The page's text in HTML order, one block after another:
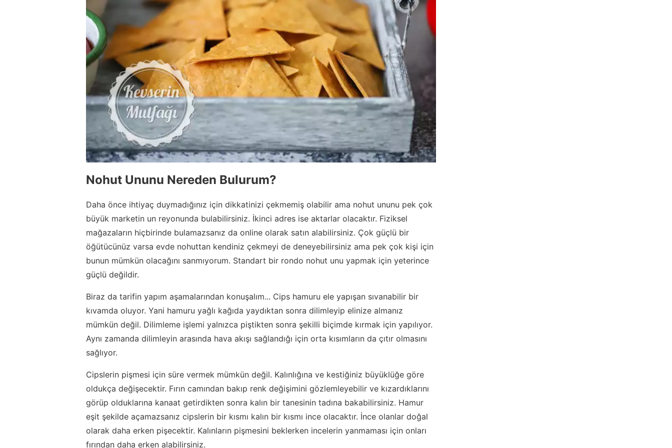
Nohut Ununu Nereden Bulurum?
Daha önce ihtiyaç duymadığınız için dikkatinizi çekmemiş olabilir ama nohut ununu pek çok
büyük marketin un reyonunda bulabilirsiniz. İkinci adres ise aktarlar olacaktır. Fiziksel
mağazaların hiçbirinde bulamazsanız da online olarak satın alabilirsiniz. Çok güçlü bir
öğütücünüz varsa evde nohuttan kendiniz çekmeyi de deneyebilirsiniz ama pek çok kişi için
bunun mümkün olacağını sanmıyorum. Standart bir rondo nohut unu yapmak için yeterince
güçlü değildir.
Biraz da tarifin yapım aşamalarından konuşalım... Cips hamuru ele yapışan sıvanabilir bir
kıvamda oluyor. Yani hamuru yağlı kağıda yaydıktan sonra dilimleyip elinize almanız
mümkün değil. Dilimleme işlemi yalnızca piştikten sonra şekilli biçimde kırmak için yapılıyor.
Aynı zamanda dilimleyin arasında hava akışı sağlandığı için orta kısımların da çıtır olmasını
sağlıyor.
Cipslerin pişmesi için süre vermek mümkün değil. Kalınlığına ve kestiğiniz büyüklüğe göre
oldukça değişecektir. Fırın camından bakıp renk değişimini gözlemleyebilir ve kızardıklarını
görüp olduklarına kanaat getirdikten sonra kalın bir tanesinin tadına bakabilirsiniz. Hamur
eşit şekilde açamazsanız cipslerin bir kısmı kalın bir kısmı ince olacaktır. İnce olanlar doğal
olarak daha erken pişecektir. Kalınların pişmesini beklerken incelerin yanmaması için onları
fırından daha erken alabilirsiniz.